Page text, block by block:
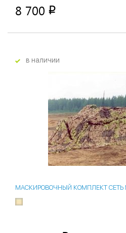
8 700 p
в наличии
МАСКИРОВОЧНЫЙ КОМПЛЕКТ СЕТЬ